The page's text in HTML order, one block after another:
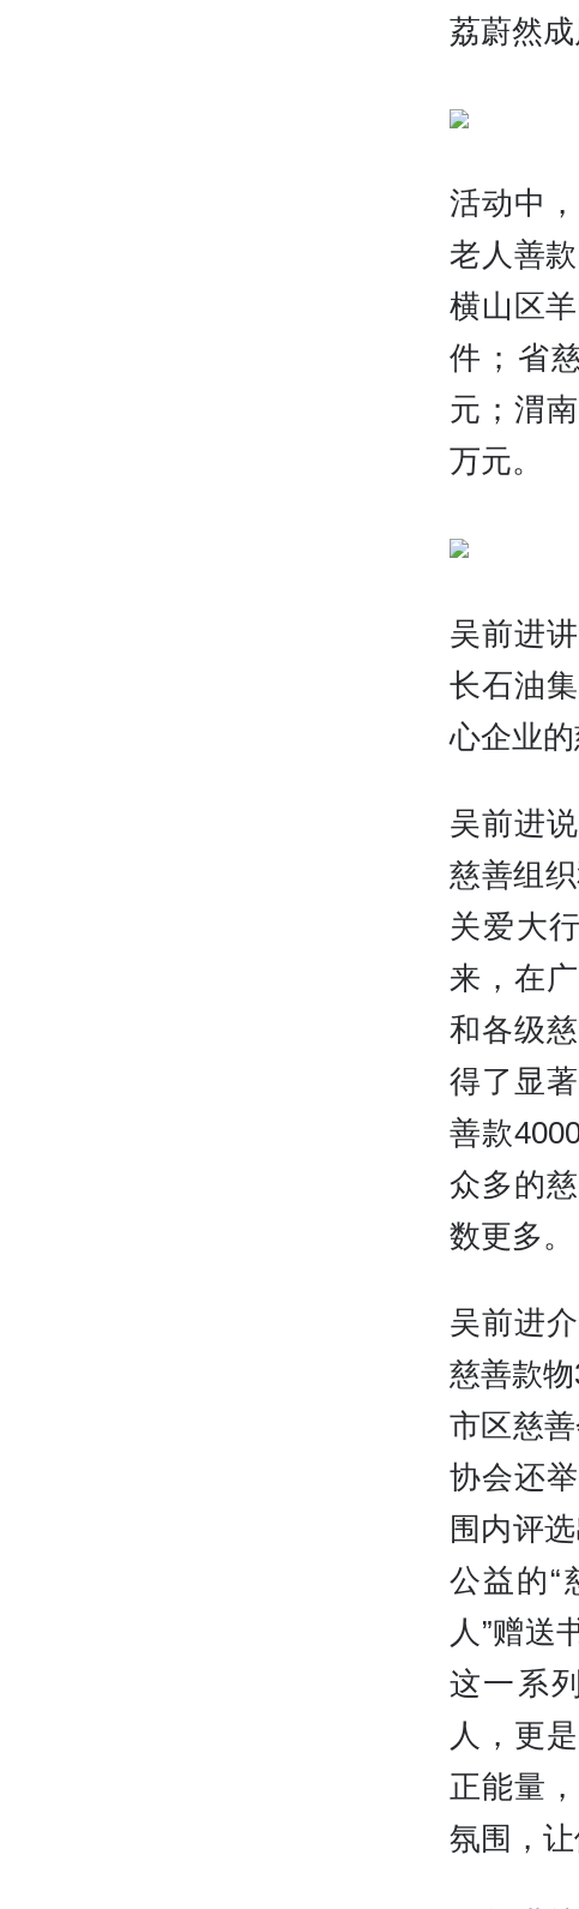
荔蔚然成
活动中
老人善
横山区
件；省
元；渭
万元。
吴前进
长石油
心企业的
吴前进
慈善组
关爱大
来，在
和各级
得了显
善款
众多的
数更多。
吴前进
慈善款
市区慈
协会还
围内评
公益的“
人”赠送
这一系
人，更
正能量
氛围，